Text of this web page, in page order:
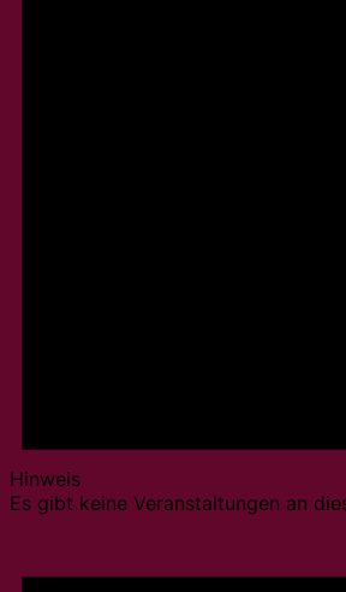
Hinweis
Es gibt keine Veranstaltungen an